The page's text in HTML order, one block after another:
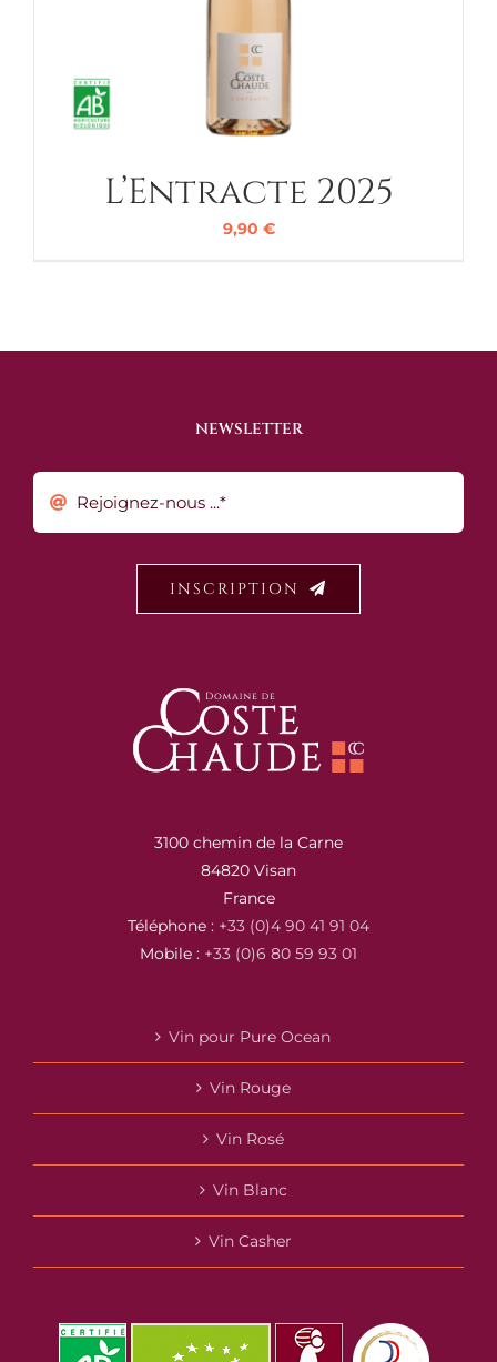
L’Entracte 2025
9,90 €
NEWSLETTER
INSCRIPTION
3100 chemin de la Carne
84820 Visan
France
Téléphone : +33 (0)4 90 41 91 04
Mobile : +33 (0)6 80 59 93 01
Vin pour Pure Ocean
Vin Rouge
Vin Rosé
Vin Blanc
Vin Casher